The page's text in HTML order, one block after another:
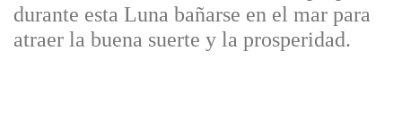
durante esta Luna bañarse en el mar para
atraer la buena suerte y la prosperidad.